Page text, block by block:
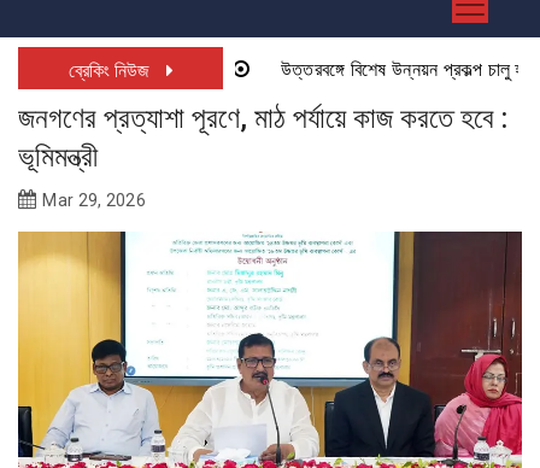
ব্রেকিং নিউজ উত্তরবঙ্গে বিশেষ উন্নয়ন প্রকল্প চালু হতে
জনগণের প্রত্যাশা পূরণে, মাঠ পর্যায়ে কাজ করতে হবে :
ভূমিমন্ত্রী
Mar 29, 2026